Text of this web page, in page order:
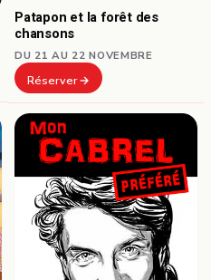
Patapon et la forêt des
chansons
DU 21 AU 22 NOVEMBRE
Réserver